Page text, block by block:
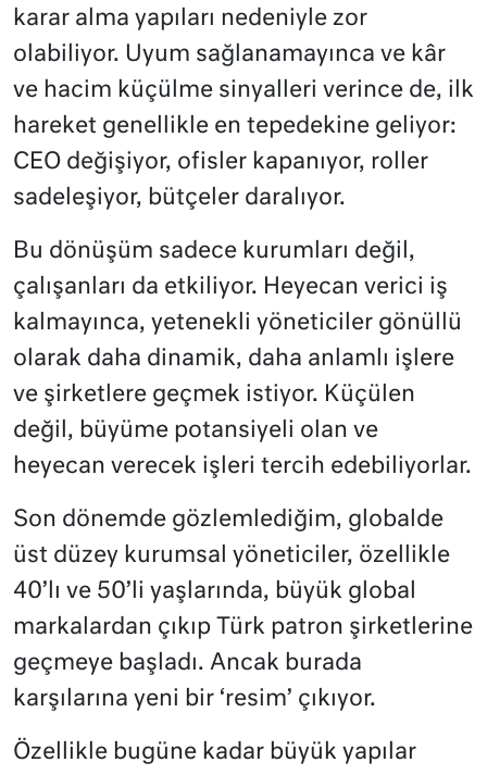
karar alma yapıları nedeniyle zor
olabiliyor. Uyum sağlanamayınca ve kâr
ve hacim küçülme sinyalleri verince de, ilk
hareket genellikle en tepedekine geliyor:
CEO değişiyor, ofisler kapanıyor, roller
sadeleşiyor, bütçeler daralıyor.
Bu dönüşüm sadece kurumları değil,
çalışanları da etkiliyor. Heyecan verici iş
kalmayınca, yetenekli yöneticiler gönüllü
olarak daha dinamik, daha anlamlı işlere
ve şirketlere geçmek istiyor. Küçülen
değil, büyüme potansiyeli olan ve
heyecan verecek işleri tercih edebiliyorlar.
Son dönemde gözlemlediğim, globalde
üst düzey kurumsal yöneticiler, özellikle
40’lı ve 50’li yaşlarında, büyük global
markalardan çıkıp Türk patron şirketlerine
geçmeye başladı. Ancak burada
karşılarına yeni bir ‘resim’ çıkıyor.
Özellikle bugüne kadar büyük yapılar